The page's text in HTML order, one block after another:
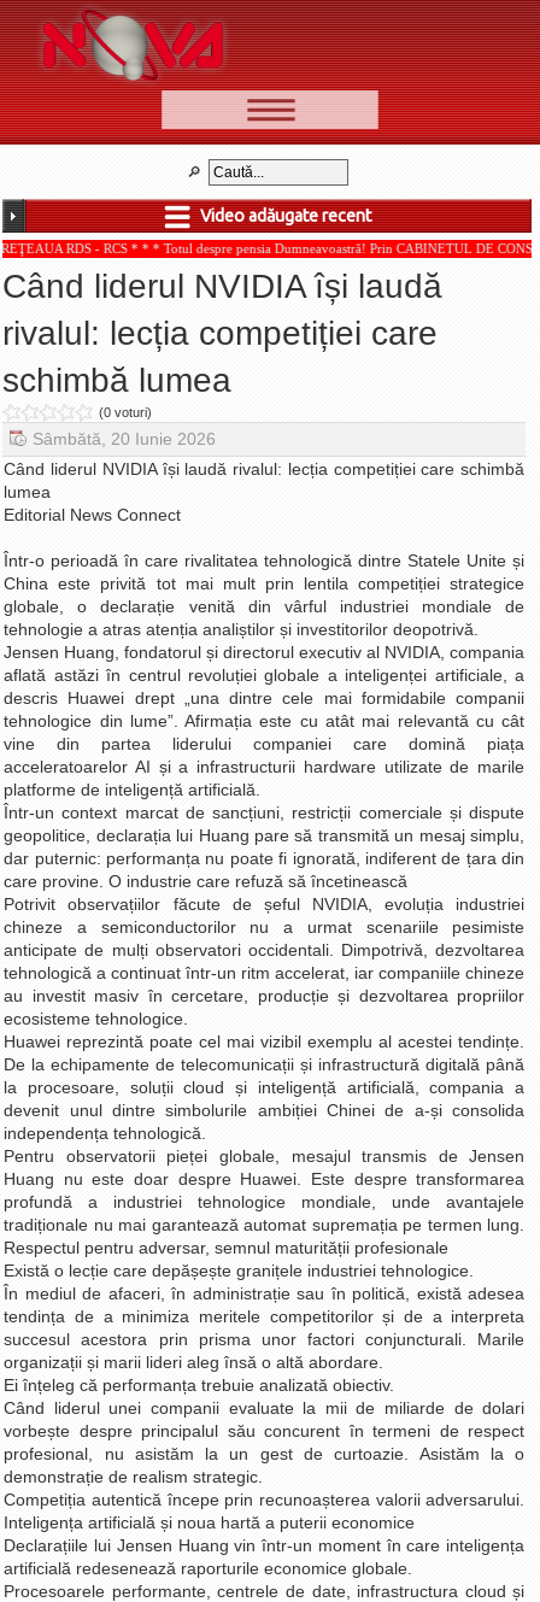
📰 Ştiri
🆕 Cele mai noi
Ştirile Nova TV
Poveşti din Braşov
Punct şi de la capăt
Faţă în faţă
Punctul pe I
BV-01-ADE
Aici pentru tine
De la Mic la Mare
La Ţintă
Subiecte grele
Dialoguri cu Ghişe
Bucuria Credinţei
Replica Braşovului
Zona Neutră
Contact
Video adăugate recent
RDS - RCS * * * Totul despre pensia Dumneavoastră! Prin CABINETUL DE
Când liderul NVIDIA își laudă
rivalul: lecția competiției care
schimbă lumea
(0 voturi)
Sâmbătă, 20 Iunie 2026
Când liderul NVIDIA își laudă rivalul: lecția competiției care schimbă
lumea
Editorial News Connect
Într-o perioadă în care rivalitatea tehnologică dintre Statele Unite și
China este privită tot mai mult prin lentila competiției strategice
globale, o declarație venită din vârful industriei mondiale de
tehnologie a atras atenția analiștilor și investitorilor deopotrivă.
Jensen Huang, fondatorul și directorul executiv al NVIDIA, compania
aflată astăzi în centrul revoluției globale a inteligenței artificiale, a
descris Huawei drept „una dintre cele mai formidabile companii
tehnologice din lume”. Afirmația este cu atât mai relevantă cu cât
vine din partea liderului companiei care domină piața
acceleratoarelor AI și a infrastructurii hardware utilizate de marile
platforme de inteligență artificială.
Într-un context marcat de sancțiuni, restricții comerciale și dispute
geopolitice, declarația lui Huang pare să transmită un mesaj simplu,
dar puternic: performanța nu poate fi ignorată, indiferent de țara din
care provine. O industrie care refuză să încetinească
Potrivit observațiilor făcute de șeful NVIDIA, evoluția industriei
chineze a semiconductorilor nu a urmat scenariile pesimiste
anticipate de mulți observatori occidentali. Dimpotrivă, dezvoltarea
tehnologică a continuat într-un ritm accelerat, iar companiile chineze
au investit masiv în cercetare, producție și dezvoltarea propriilor
ecosisteme tehnologice.
Huawei reprezintă poate cel mai vizibil exemplu al acestei tendințe.
De la echipamente de telecomunicații și infrastructură digitală până
la procesoare, soluții cloud și inteligență artificială, compania a
devenit unul dintre simbolurile ambiției Chinei de a-și consolida
independența tehnologică.
Pentru observatorii pieței globale, mesajul transmis de Jensen
Huang nu este doar despre Huawei. Este despre transformarea
profundă a industriei tehnologice mondiale, unde avantajele
tradiționale nu mai garantează automat supremația pe termen lung.
Respectul pentru adversar, semnul maturității profesionale
Există o lecție care depășește granițele industriei tehnologice.
În mediul de afaceri, în administrație sau în politică, există adesea
tendința de a minimiza meritele competitorilor și de a interpreta
succesul acestora prin prisma unor factori conjuncturali. Marile
organizații și marii lideri aleg însă o altă abordare.
Ei înțeleg că performanța trebuie analizată obiectiv.
Când liderul unei companii evaluate la mii de miliarde de dolari
vorbește despre principalul său concurent în termeni de respect
profesional, nu asistăm la un gest de curtoazie. Asistăm la o
demonstrație de realism strategic.
Competiția autentică începe prin recunoașterea valorii adversarului.
Inteligența artificială și noua hartă a puterii economice
Declarațiile lui Jensen Huang vin într-un moment în care inteligența
artificială redesenează raporturile economice globale.
Procesoarele performante, centrele de date, infrastructura cloud și